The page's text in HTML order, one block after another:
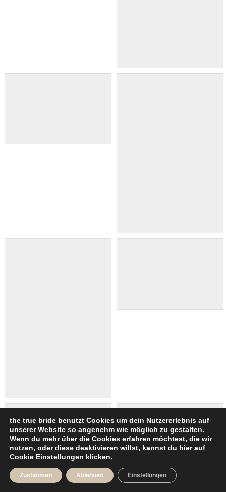
the true bride benutzt Cookies um dein Nutzererlebnis auf
unserer Website so angenehm wie möglich zu gestalten.
Wenn du mehr über die Cookies erfahren möchtest, die wir
nutzen, oder diese deaktivieren willst, kannst du hier auf
Cookie Einstellungen klicken.
Zustimmen Ablehnen Einstellungen